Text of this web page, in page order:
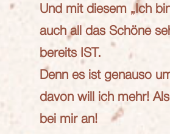
Und mit diesem „Ich
auch all das Schöne
bereits IST.
Denn es ist genauso
davon will ich mehr!
bei mir an!